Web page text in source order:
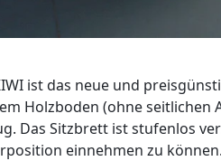
ist das neue und
Holzboden (ohne seitlichen
Das Sitzbrett ist stufenlos
einnehmen zu